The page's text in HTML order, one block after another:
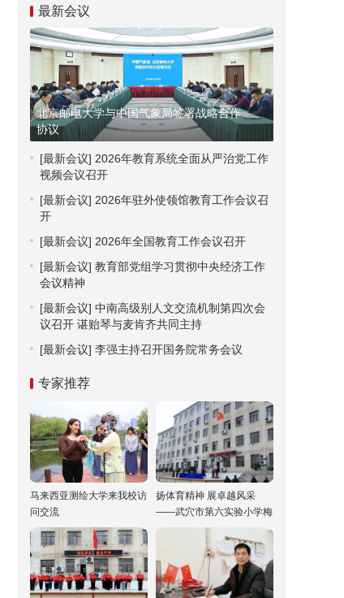
最新会议
北京邮电大学与中国气象局签署战略合作
协议
[最新会议] 2026年教育系统全面从严治党工作
视频会议召开
[最新会议] 2026年驻外使领馆教育工作会议召
开
[最新会议] 2026年全国教育工作会议召开
[最新会议] 教育部党组学习贯彻中央经济工作
会议精神
[最新会议] 中南高级别人文交流机制第四次会
议召开 谌贻琴与麦肯齐共同主持
[最新会议] 李强主持召开国务院常务会议
专家推荐
马来西亚测绘大学来我校访
问交流
扬体育精神 展卓越风采
——武穴市第六实验小学梅
川校区冬运会“嗨”翻校园！